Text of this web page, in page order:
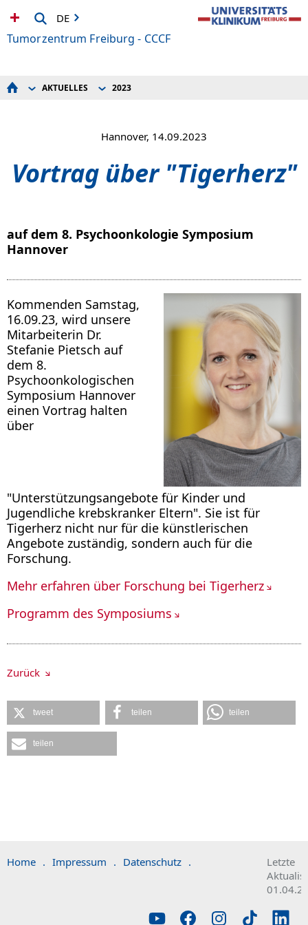
DE
Tumorzentrum Freiburg - CCCF
VERANSTALTUNGEN
FORSCHUNG
AKTUELLES
2019
2023
Hannover, 14.09.2023
Vortrag über "Tigerherz"
auf dem 8. Psychoonkologie Symposium
Hannover
Kommenden Samstag,
16.09.23, wird unsere
Mitarbeiterin Dr.
Stefanie Pietsch auf
dem 8.
Psychoonkologischen
Symposium Hannover
einen Vortrag halten
über
"Unterstützungsangebote für Kinder und
Jugendliche krebskranker Eltern". Sie ist für
Tigerherz nicht nur für die künstlerischen
Angebote zuständig, sondern auch für die
Forschung.
Mehr erfahren über Forschung bei Tigerherz
Programm des Symposiums
Zurück
tweet teilen teilen
teilen
Home . Impressum . Datenschutz .
Letzte